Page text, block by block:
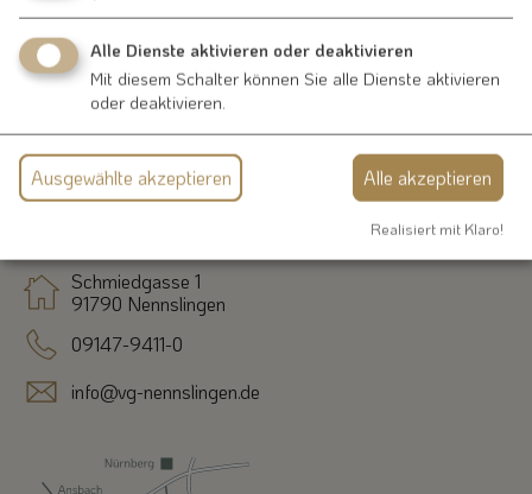
Kontakt
Schmiedgasse 1
91790 Nennslingen
09147-9411-0
info@vg-nennslingen.de
Alle Dienste aktivieren oder deaktivieren
Mit diesem Schalter können Sie alle Dienste aktivieren
oder deaktivieren.
Ausgewählte akzeptieren Alle akzeptieren
Realisiert mit Klaro!